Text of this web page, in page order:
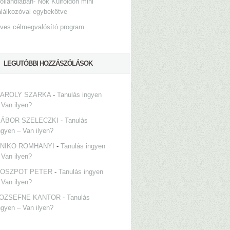
egybekötve
célmegvalósító program
LEGUTÓBBI HOZZÁSZÓLÁSOK
SZARKA- Tanulás ingyen
ilyen?
SZELECZKI
- Tanulás
– Van ilyen?
ROMHANYI - Tanulás ingyen
ilyen?
PETER - Tanulás ingyen
ilyen?
KANTOR - Tanulás
– Van ilyen?